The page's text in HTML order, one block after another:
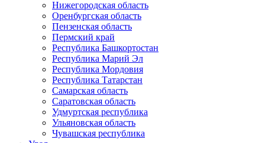
Нижегородская область
Оренбургская область
Пензенская область
Пермский край
Республика Башкортостан
Республика Марий Эл
Республика Мордовия
Республика Татарстан
Самарская область
Саратовская область
Удмуртская республика
Ульяновская область
Чувашская республика